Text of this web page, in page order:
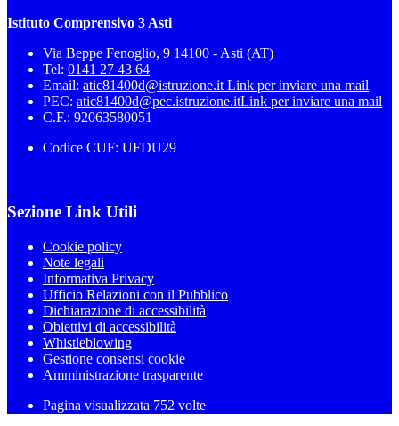
Istituto Comprensivo 3 Asti
Via Beppe Fenoglio, 9 14100 - Asti (AT)
Tel: 0141 27 43 64
Email: atic81400d@istruzione.it Link per inviare una mail
PEC: atic81400d@pec.istruzione.itLink per inviare una mail
C.F.: 92063580051
Codice CUF: UFDU29
Sezione Link Utili
Cookie policy
Note legali
Informativa Privacy
Ufficio Relazioni con il Pubblico
Dichiarazione di accessibilità
Obiettivi di accessibilità
Whistleblowing
Gestione consensi cookie
Amministrazione trasparente
Pagina visualizzata 752 volte